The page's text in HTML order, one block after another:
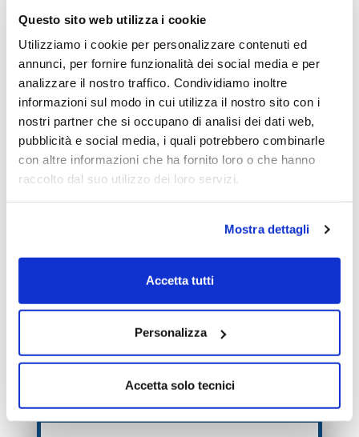
Questo sito web utilizza i cookie
Utilizziamo i cookie per personalizzare contenuti ed
annunci, per fornire funzionalità dei social media e per
analizzare il nostro traffico. Condividiamo inoltre
informazioni sul modo in cui utilizza il nostro sito con i
nostri partner che si occupano di analisi dei dati web,
pubblicità e social media, i quali potrebbero combinarle
con altre informazioni che ha fornito loro o che hanno
raccolto dal suo utilizzo dei loro servizi.
Mostra dettagli
Accetta tutti
Personalizza
Accetta solo tecnici
(+1,24%) a 12,22 dopo che Goldman Sachs ha
incrementato il target price e migliorato il
giudizio a “buy”.
PORTAFOGLIO LOMBARD REPORT
Il portafoglio Lombard oggi le “AZIONI
ITALIANE BREAKOUT” trova il rialzo con
ESPRINET(+2,22%) a 6,90. Gli altri tre titoli
terminano la seduta in territorio negativo,
con flessioni non superiori al punto
Luca Lanzarini